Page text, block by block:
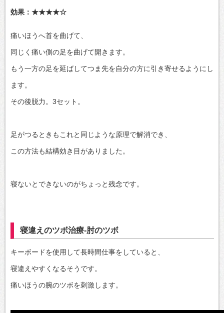
効果：★★★★☆
痛いほうへ首を曲げて、
同じく痛い側の足を曲げて開きます。
もう一方の足を延ばしてつま先を自分の方に引き寄せるようにし
ます。
その後脱力。3セット。
足がつるときもこれと同じような原理で解消でき、
この方法も結構効き目がありました。
寝ないとできないのがちょっと残念です。
寝違えのツボ治療‐肘のツボ
キーボードを使用して長時間仕事をしていると、
寝違えやすくなるそうです。
痛いほうの腕のツボを刺激します。